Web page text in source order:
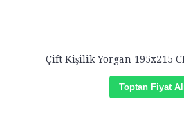
Çift Kişilik Yorgan 195x215
Toptan Fiyat